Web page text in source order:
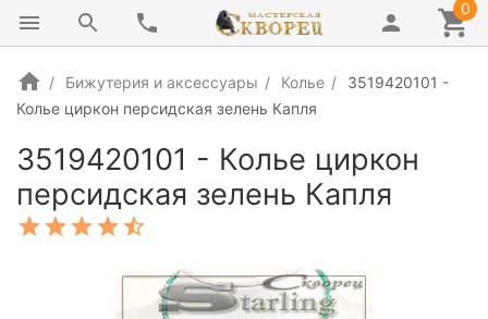
0
Бижутерия и аксессуары Колье
3519420101 -
Колье циркон персидская зелень Капля
3519420101 - Колье циркон
персидская зелень Капля